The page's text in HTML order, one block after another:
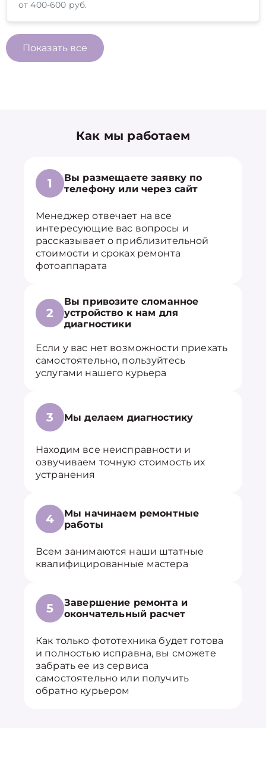
от 400-600 руб.
Показать все
Как мы работаем
1
Вы размещаете заявку по
телефону или через сайт
Менеджер отвечает на все
интересующие вас вопросы и
рассказывает о приблизительной
стоимости и сроках ремонта
фотоаппарата
2
Вы привозите сломанное
устройство к нам для
диагностики
Если у вас нет возможности приехать
самостоятельно, пользуйтесь
услугами нашего курьера
3 Мы делаем диагностику
Находим все неисправности и
озвучиваем точную стоимость их
устранения
4
Мы начинаем ремонтные
работы
Всем занимаются наши штатные
квалифицированные мастера
5
Завершение ремонта и
окончательный расчет
Как только фототехника будет готова
и полностью исправна, вы сможете
забрать ее из сервиса
самостоятельно или получить
обратно курьером